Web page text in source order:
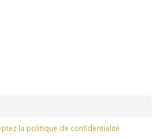
la politique de confidentialité